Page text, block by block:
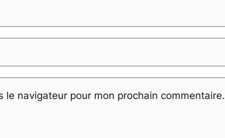
navigateur pour mon prochain commentaire.